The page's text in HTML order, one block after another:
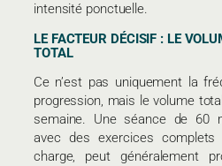
intensité ponctuelle.
LE FACTEUR DÉCISIF : LE
TOTAL
Ce n’est pas uniquement la
progression, mais le volume
semaine. Une séance de 60
avec des exercices
charge, peut généralement